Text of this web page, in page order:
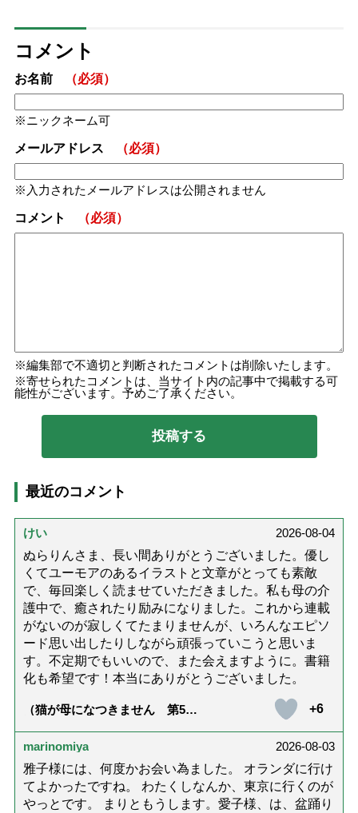
コメント
お名前 （必須）
ニックネーム可
メールアドレス （必須）
入力されたメールアドレスは公開されません
コメント （必須）
編集部で不適切と判断されたコメントは削除いたします。
寄せられたコメントは、当サイト内の記事中で掲載する可
能性がございます。予めご了承ください。
最近のコメント
けい
2026-08-04
ぬらりんさま、長い間ありがとうございました。優し
くてユーモアのあるイラストと文章がとっても素敵
で、毎回楽しく読ませていただきました。私も母の介
護中で、癒されたり励みになりました。これから連載
がないのが寂しくてたまりませんが、いろんなエピソ
ード思い出したりしながら頑張っていこうと思いま
す。不定期でもいいので、また会えますように。書籍
化も希望です！本当にありがとうございました。
（猫が母になつきません 第500
+6
marinomiya
2026-08-03
雅子様には、何度かお会い為ました。 オランダに行け
てよかったですね。 わたくしなんか、東京に行くのが
やっとです。 まりともうします。愛子様、は、盆踊り